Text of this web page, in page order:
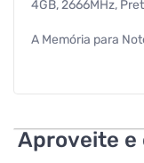
4GB, 2666MHz,
A Memória para
excelente custo-
uso mais fluida e
Aproveite